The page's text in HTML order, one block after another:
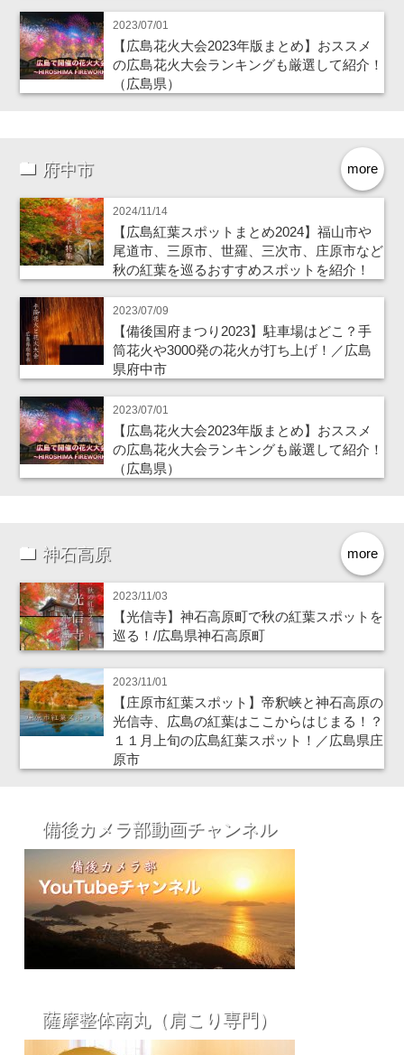
2023/07/01
【広島花火大会2023年版まとめ】おススメ
の広島花火大会ランキングも厳選して紹介！
（広島県）
more
府中市
2024/11/14
【広島紅葉スポットまとめ2024】福山市や
尾道市、三原市、世羅、三次市、庄原市など
秋の紅葉を巡るおすすめスポットを紹介！
2023/07/09
【備後国府まつり2023】駐車場はどこ？手
筒花火や3000発の花火が打ち上げ！／広島
県府中市
2023/07/01
【広島花火大会2023年版まとめ】おススメ
の広島花火大会ランキングも厳選して紹介！
（広島県）
more
神石高原
2023/11/03
【光信寺】神石高原町で秋の紅葉スポットを
巡る！/広島県神石高原町
2023/11/01
【庄原市紅葉スポット】帝釈峡と神石高原の
光信寺、広島の紅葉はここからはじまる！？
１１月上旬の広島紅葉スポット！／広島県庄
原市
備後カメラ部動画チャンネル
薩摩整体南丸（肩こり専門）